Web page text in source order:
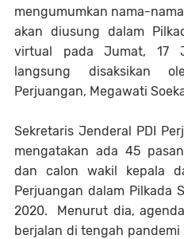
mengumumkan nama-
akan diusung dalam
virtual pada Jumat, 17
langsung disaksikan
Perjuangan, Megawati
Sekretaris Jenderal PDI
mengatakan ada 45
dan calon wakil kepala
Perjuangan dalam Pilkada
2020. Menurut dia,
berjalan di tengah pandemi